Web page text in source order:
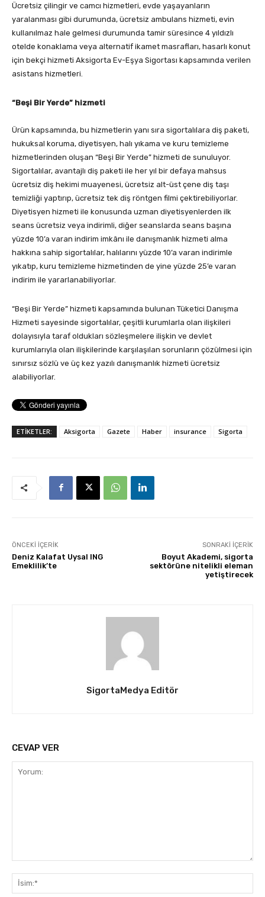
Ücretsiz çilingir ve camcı hizmetleri, evde yaşayanların
yaralanması gibi durumunda, ücretsiz ambulans hizmeti, evin
kullanılmaz hale gelmesi durumunda tamir süresince 4 yıldızlı
otelde konaklama veya alternatif ikamet masrafları, hasarlı konut
için bekçi hizmeti Aksigorta Ev-Eşya Sigortası kapsamında verilen
asistans hizmetleri.
“Beşi Bir Yerde” hizmeti
Ürün kapsamında, bu hizmetlerin yanı sıra sigortalılara diş paketi,
hukuksal koruma, diyetisyen, halı yıkama ve kuru temizleme
hizmetlerinden oluşan “Beşi Bir Yerde” hizmeti de sunuluyor.
Sigortalılar, avantajlı diş paketi ile her yıl bir defaya mahsus
ücretsiz diş hekimi muayenesi, ücretsiz alt-üst çene diş taşı
temizliği yaptırıp, ücretsiz tek diş röntgen filmi çektirebiliyorlar.
Diyetisyen hizmeti ile konusunda uzman diyetisyenlerden ilk
seans ücretsiz veya indirimli, diğer seanslarda seans başına
yüzde 10’a varan indirim imkânı ile danışmanlık hizmeti alma
hakkına sahip sigortalılar, halılarını yüzde 10’a varan indirimle
yıkatıp, kuru temizleme hizmetinden de yine yüzde 25’e varan
indirim ile yararlanabiliyorlar.
“Beşi Bir Yerde” hizmeti kapsamında bulunan Tüketici Danışma
Hizmeti sayesinde sigortalılar, çeşitli kurumlarla olan ilişkileri
dolayısıyla taraf oldukları sözleşmelere ilişkin ve devlet
kurumlarıyla olan ilişkilerinde karşılaşılan sorunların çözülmesi için
sınırsız sözlü ve üç kez yazılı danışmanlık hizmeti ücretsiz
alabiliyorlar.
ETİKETLER: Aksigorta Gazete Haber insurance Sigorta
ÖNCEKI İÇERIK
Deniz Kalafat Uysal ING
Emeklilik’te
SONRAKI İÇERIK
Boyut Akademi, sigorta
sektörüne nitelikli eleman
yetiştirecek
SigortaMedya Editör
CEVAP VER